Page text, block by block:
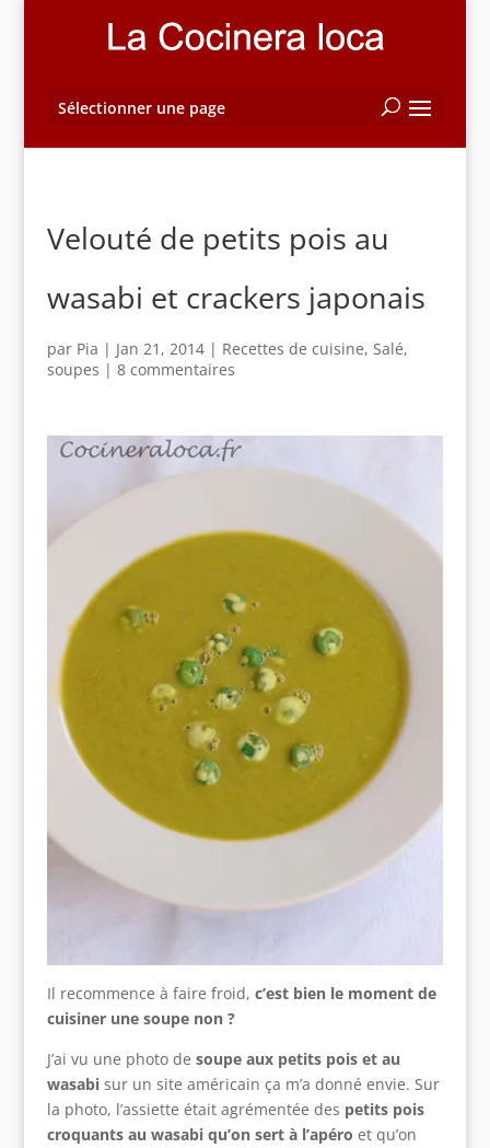
Sélectionner une page
Velouté de petits pois au
wasabi et crackers japonais
par Pia | Jan 21, 2014| Recettes de cuisine, Salé,
soupes | 8 commentaires
Il recommence à faire froid, c’est bien le moment de
cuisiner une soupe non ?
J’ai vu une photo de soupe aux petits pois et au
wasabisur un site américain ça m’a donné envie. Sur
la photo, l’assiette était agrémentée des petits pois
croquants au wasabi qu’on sert à l’apéro et qu’on